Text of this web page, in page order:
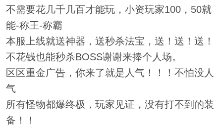
不需要花几千几百才能玩，小资玩家100，50就
能-称王-称霸
本服上线就送神器，送秒杀法宝，送！送！送！
不花钱也能秒杀BOSS谢谢来捧个人场。
区区重金广告，你来了就是人气！！！不怕没人
气
所有怪物都爆终极，玩家见证，没有打不到的装
备！！